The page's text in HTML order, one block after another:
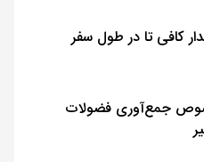
کافی تا در طول سفر
جمع‌آوری فضولات